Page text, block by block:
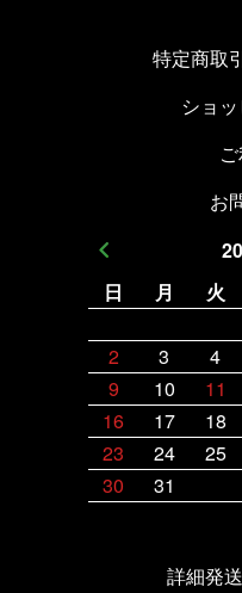
特定商取
ショ
お
日
月 火
2
3 4
9
10 11
16
17 18
23
24 25
30
31
詳細発